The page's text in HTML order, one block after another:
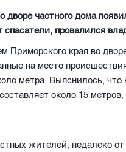
дворе частного дома
спасатели, провалился
Приморского края во
на место
метра. Выяснилось,
около 15
жителей, недалеко